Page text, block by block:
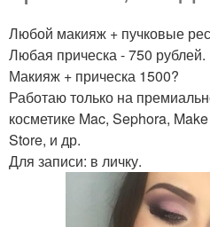
Любой макияж + пучковые
Любая прическа - 750 рублей.
Макияж + прическа 1500?
Работаю только на
косметике Mac, Sephora,
Store, и др.
Для записи: в личку.